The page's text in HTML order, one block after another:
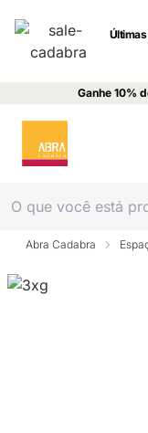
Ganhe 10%
Abra Cadabra